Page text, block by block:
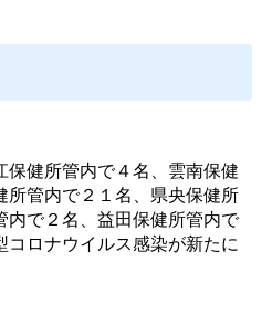
健所管内で４名、雲南保健
所管内で２１名、県央保健所
で２名、益田保健所管内で
コロナウイルス感染が新たに